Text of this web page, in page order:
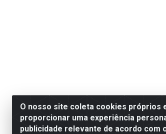
O nosso site coleta cookies próprios
proporcionar uma experiência
publicidade relevante de acordo com